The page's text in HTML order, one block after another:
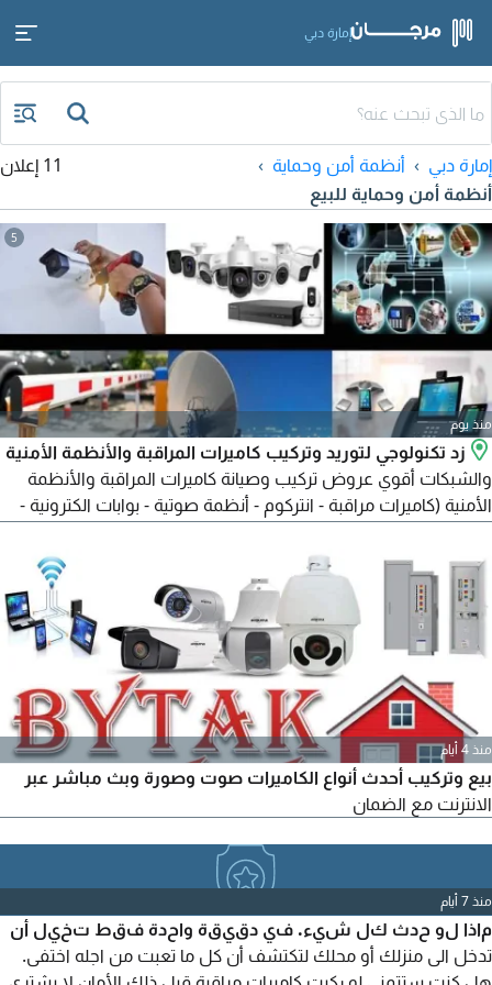
إمارة دبي
إمارة دبي
أنظمة أمن وحماية
أنظمة أمن وحماية للبيع
11 إعلان
5
منذ يوم
زد تكنولوجي لتوريد وتركيب كاميرات المراقبة والأنظمة الأمنية
والشبكات أقوي عروض تركيب وصيانة كاميرات المراقبة والأنظمة
الأمنية (كاميرات مراقبة - انتركوم - أنظمة صوتية - بوابات الكترونية -
ومكاتب ومطاعم وكوفي شوب وبنايات وجميع الهيئات الحكومية
نسعى لكسب وارضاء عملائنا الكرام اذا لديك أي استفسار لا تتردد
بالاتصال بنا علي مدار 24 ساعة
منذ 4 أيام
بيع وتركيب أحدث أنواع الكاميرات صوت وصورة وبث مباشر عبر
الانترنت مع الضمان
منذ 7 أيام
ماذا لو حدث كل شيء. في دقيقة واحدة فقط تخيل أن
تدخل الى منزلك أو محلك لتكتشف أن كل ما تعبت من اجله اختفى.